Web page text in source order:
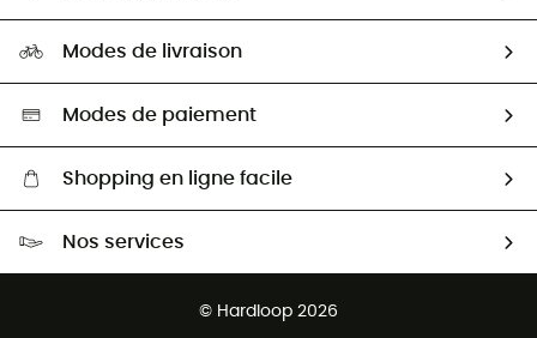
Seconde Main
Aide & Contact
HardGuides
Sélection éco-responsable
Modes de livraison
Modes de paiement
Shopping en ligne facile
Nos services
© Hardloop 2026